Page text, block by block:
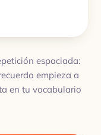
espaciada:
empieza a
en tu vocabulario